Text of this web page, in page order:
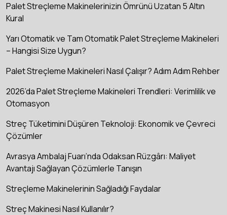
Palet Streçleme Makinelerinizin Ömrünü Uzatan 5 Altın
Kural
Yarı Otomatik ve Tam Otomatik Palet Streçleme Makineleri
– Hangisi Size Uygun?
Palet Streçleme Makineleri Nasıl Çalışır? Adım Adım Rehber
2026’da Palet Streçleme Makineleri Trendleri: Verimlilik ve
Otomasyon
Streç Tüketimini Düşüren Teknoloji: Ekonomik ve Çevreci
Çözümler
Avrasya Ambalaj Fuarı’nda Odaksan Rüzgârı: Maliyet
Avantajı Sağlayan Çözümlerle Tanışın
Streçleme Makinelerinin Sağladığı Faydalar
Streç Makinesi Nasıl Kullanılır?